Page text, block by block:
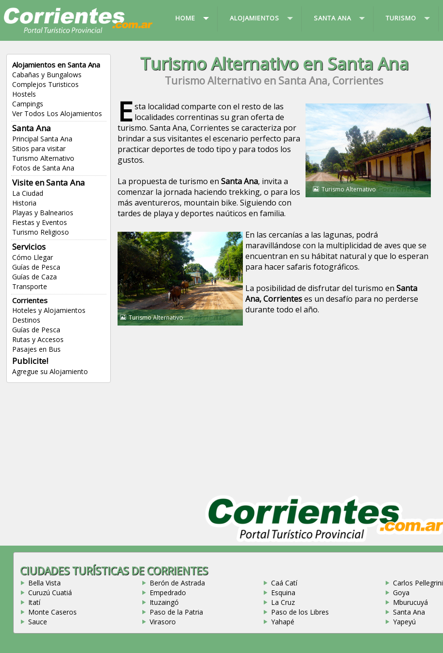
HOME ALOJAMIENTOS SANTA ANA TURISMO
Alojamientos en Santa Ana
Cabañas y Bungalows
Complejos Turisticos
Hostels
Campings
Ver Todos Los Alojamientos
Santa Ana
Principal Santa Ana
Sitios para visitar
Turismo Alternativo
Fotos de Santa Ana
Visite en Santa Ana
La Ciudad
Historia
Playas y Balnearios
Fiestas y Eventos
Turismo Religioso
Servicios
Cómo Llegar
Guías de Pesca
Guías de Caza
Transporte
Corrientes
Hoteles y Alojamientos
Destinos
Guías de Pesca
Rutas y Accesos
Pasajes en Bus
Publicite!
Agregue su Alojamiento
Turismo Alternativo en Santa Ana
Turismo Alternativo en Santa Ana, Corrientes
Turismo Alternativo
Esta localidad comparte con el resto de las
localidades correntinas su gran oferta de
turismo. Santa Ana, Corrientes se caracteriza por
brindar a sus visitantes el escenario perfecto para
practicar deportes de todo tipo y para todos los
gustos.
La propuesta de turismo en Santa Ana, invita a
comenzar la jornada haciendo trekking, o para los
más aventureros, mountain bike. Siguiendo con
tardes de playa y deportes naúticos en familia.
Turismo Alternativo
En las cercanías a las lagunas, podrá
maravillándose con la multiplicidad de aves que se
encuentran en su hábitat natural y que lo esperan
para hacer safaris fotográficos.
La posibilidad de disfrutar del turismo en Santa
Ana, Corrienteses un desafío para no perderse
durante todo el año.
CIUDADES TURÍSTICAS DE CORRIENTES
Bella Vista Berón de Astrada Caá Catí Carlos Pellegrini
Curuzú Cuatiá
Empedrado Esquina Goya
Itatí
Ituzaingó La Cruz Mburucuyá
Monte Caseros
Paso de la Patria Paso de los Libres Santa Ana
Sauce
Virasoro Yahapé Yapeyú